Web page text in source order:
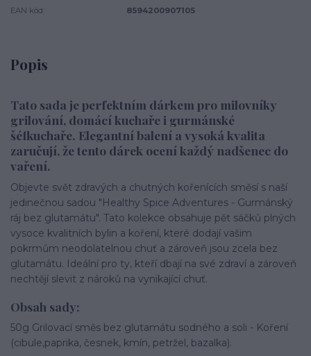
EAN kód: 8594200907105
Popis
Tato sada je perfektním dárkem pro milovníky
grilování, domácí kuchaře i gurmánské
šéfkuchaře. Elegantní balení a vysoká kvalita
zaručují, že tento dárek ocení každý nadšenec do
vaření.
Objevte svět zdravých a chutných kořenících směsí s naší
jedinečnou sadou "Healthy Spice Adventures - Gurmánský
ráj bez glutamátu". Tato kolekce obsahuje pět sáčků plných
vysoce kvalitních bylin a koření, které dodají vašim
pokrmům neodolatelnou chuť a zároveň jsou zcela bez
glutamátu. Ideální pro ty, kteří dbají na své zdraví a zároveň
nechtějí slevit z nároků na vynikající chuť.
Obsah sady:
50g Grilovací směs bez glutamátu sodného a soli - Koření
(cibule,paprika, česnek, kmín, petržel, bazalka).